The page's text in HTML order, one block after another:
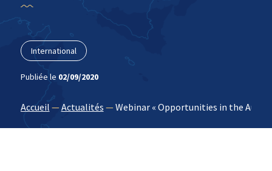
International
Publiée le 02/09/2020
Accueil —Actualités —Webinar « Opportunities in the